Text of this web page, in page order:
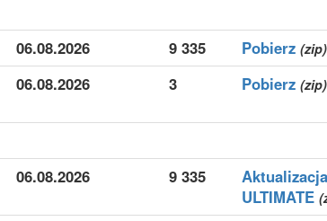
06.08.2026 9 335 Pobierz (zip)
06.08.2026 3 Pobierz (zip)
06.08.2026 9 335
ULTIMATE